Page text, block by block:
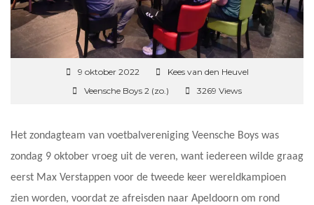
9 oktober 2022
Kees van den Heuvel
Veensche Boys 2 (zo.)
3269 Views
Het zondagteam van voetbalvereniging Veensche Boys was
zondag 9 oktober vroeg uit de veren, want iedereen wilde graag
eerst Max Verstappen voor de tweede keer wereldkampioen
zien worden, voordat ze afreisden naar Apeldoorn om rond